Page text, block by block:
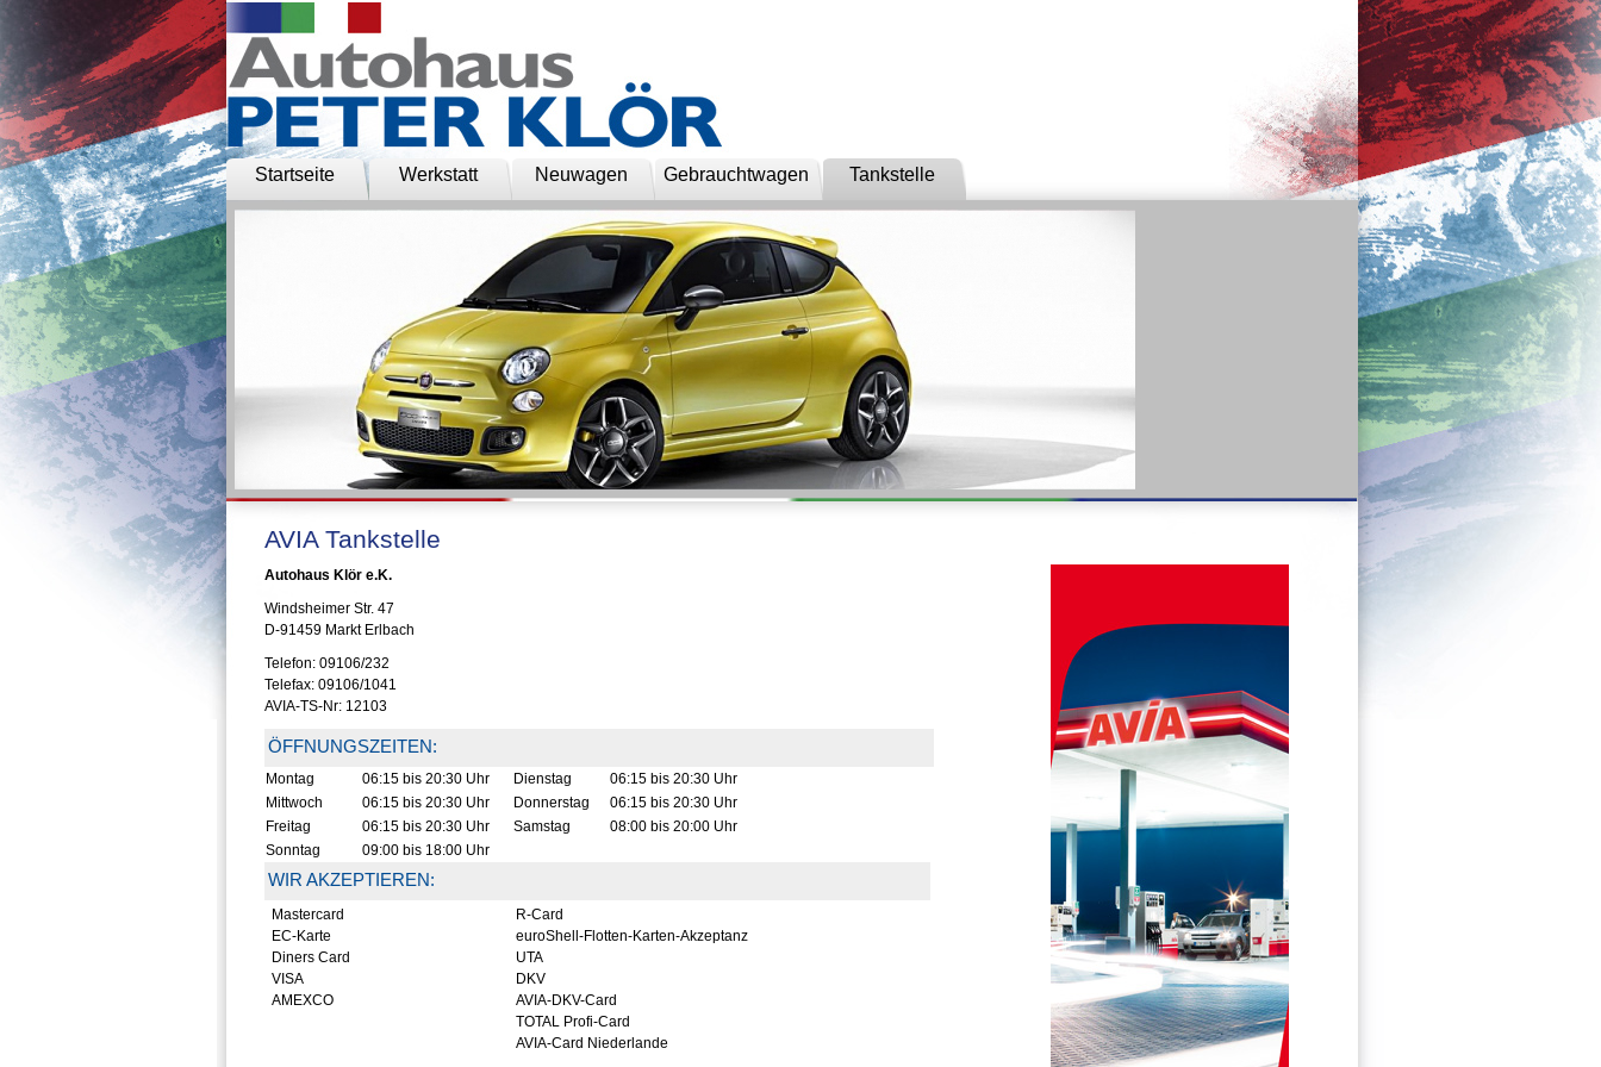
Startseite Werkstatt Neuwagen Gebrauchtwagen Tankstelle
AVIA Tankstelle
Autohaus Klör e.K.
Windsheimer Str. 47
D-91459 Markt Erlbach
Telefon: 09106/232
Telefax: 09106/1041
AVIA-TS-Nr: 12103
ÖFFNUNGSZEITEN:
Montag 06:15 bis 20:30 Uhr Dienstag
06:15 bis 20:30 Uhr
Mittwoch
06:15 bis 20:30 Uhr Donnerstag
06:15 bis 20:30 Uhr
Freitag
06:15 bis 20:30 Uhr Samstag
08:00 bis 20:00 Uhr
Sonntag
09:00 bis 18:00 Uhr
WIR AKZEPTIEREN:
Mastercard
EC-Karte
Diners Card
VISA
AMEXCO
R-Card
euroShell-Flotten-Karten-Akzeptanz
UTA
DKV
AVIA-DKV-Card
TOTAL Profi-Card
AVIA-Card Niederlande